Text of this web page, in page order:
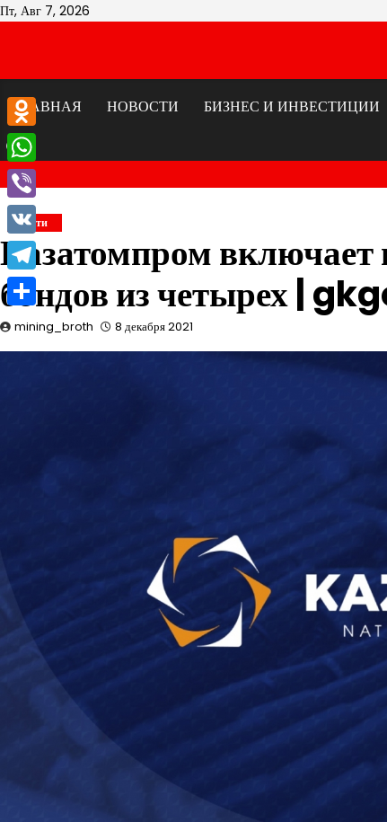
Перейти
Пт, Авг 7, 2026
ГЛАВНАЯ
НОВОСТИ БИЗНЕС И ИНВЕСТИЦИИ
Новости
Казатомпром включает
бондов из четырех |
mining_broth 8 декабря 2021
Odnoklassniki
WhatsApp
Viber
VK
Telegram
Отправить